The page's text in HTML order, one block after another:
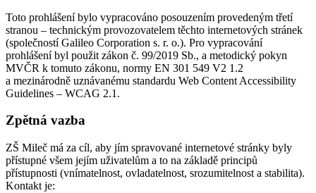
Toto prohlášení bylo vypracováno posouzením provedeným třetí
stranou – technickým provozovatelem těchto internetových stránek
(společností Galileo Corporation s. r. o.). Pro vypracování
prohlášení byl použit zákon č. 99/2019 Sb., a metodický pokyn
MVČR k tomuto zákonu, normy EN 301 549 V2 1.2
a mezinárodně uznávanému standardu Web Content Accessibility
Guidelines – WCAG 2.1.
Zpětná vazba
ZŠ Mileč má za cíl, aby jím spravované internetové stránky byly
přístupné všem jejím uživatelům a to na základě principů
přístupnosti (vnímatelnost, ovladatelnost, srozumitelnost a stabilita).
Kontakt je: